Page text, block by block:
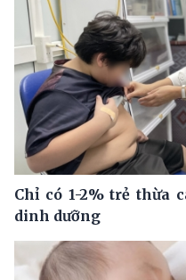
Chỉ có 1-2% trẻ thừa
dinh dưỡng